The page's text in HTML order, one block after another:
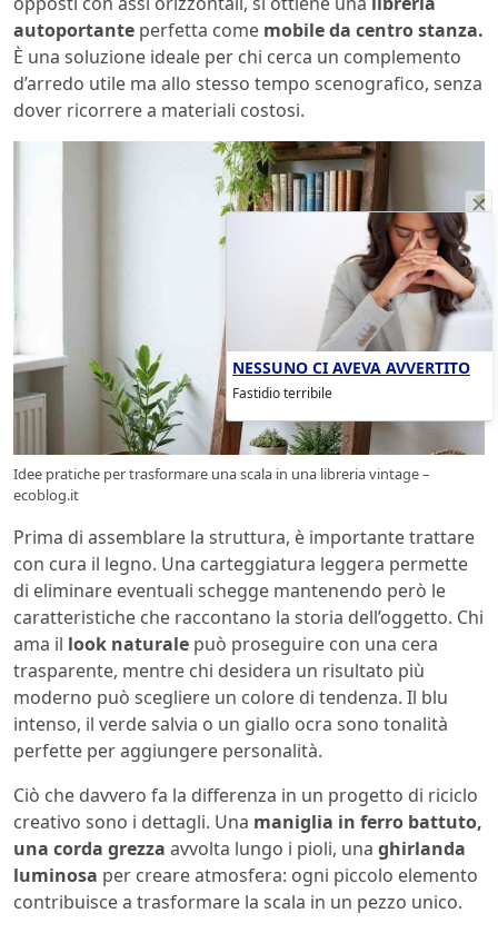
autoportante perfetta come mobile da centro stanza.
È una soluzione ideale per chi cerca un complemento
d’arredo utile ma allo stesso tempo scenografico, senza
dover ricorrere a materiali costosi.
Idee pratiche per trasformare una scala in una libreria vintage –
ecoblog.it
Prima di assemblare la struttura, è importante trattare
con cura il legno. Una carteggiatura leggera permette
di eliminare eventuali schegge mantenendo però le
caratteristiche che raccontano la storia dell’oggetto. Chi
ama il look naturale può proseguire con una cera
trasparente, mentre chi desidera un risultato più
moderno può scegliere un colore di tendenza. Il blu
intenso, il verde salvia o un giallo ocra sono tonalità
perfette per aggiungere personalità.
Ciò che davvero fa la differenza in un progetto di riciclo
creativo sono i dettagli. Una maniglia in ferro battuto,
una corda grezza avvolta lungo i pioli, una ghirlanda
luminosa per creare atmosfera: ogni piccolo elemento
contribuisce a trasformare la scala in un pezzo unico.
NESSUNO CI AVEVA AVVERTITO
Fastidio terribile